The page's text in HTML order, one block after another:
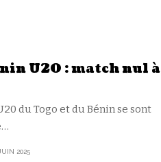
U20 : match nul à
du Togo et du Bénin se sont
…
2025